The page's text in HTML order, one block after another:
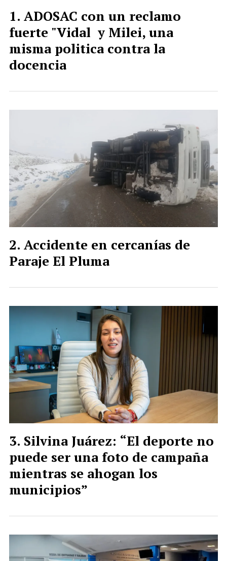
ADOSAC con un reclamo
fuerte "Vidal y Milei, una
misma politica contra la
docencia
Accidente en cercanías de
Paraje El Pluma
Silvina Juárez: “El deporte no
puede ser una foto de campaña
mientras se ahogan los
municipios”